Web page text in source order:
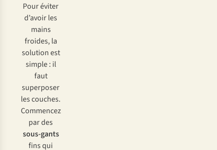
Pour éviter
d’avoir les
mains
froides, la
solution est
simple : il
faut
superposer
les couches.
Commencez
par des
sous-gants
fins qui